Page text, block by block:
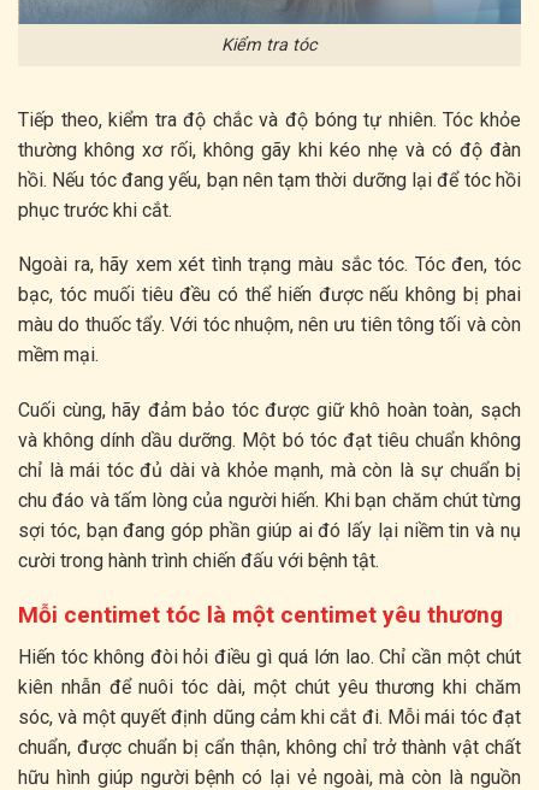
Kiểm tra tóc
Tiếp theo, kiểm tra độ chắc và độ bóng tự nhiên. Tóc khỏe
thường không xơ rối, không gãy khi kéo nhẹ và có độ đàn
hồi. Nếu tóc đang yếu, bạn nên tạm thời dưỡng lại để tóc hồi
phục trước khi cắt.
Ngoài ra, hãy xem xét tình trạng màu sắc tóc. Tóc đen, tóc
bạc, tóc muối tiêu đều có thể hiến được nếu không bị phai
màu do thuốc tẩy. Với tóc nhuộm, nên ưu tiên tông tối và còn
mềm mại.
Cuối cùng, hãy đảm bảo tóc được giữ khô hoàn toàn, sạch
và không dính dầu dưỡng. Một bó tóc đạt tiêu chuẩn không
chỉ là mái tóc đủ dài và khỏe mạnh, mà còn là sự chuẩn bị
chu đáo và tấm lòng của người hiến. Khi bạn chăm chút từng
sợi tóc, bạn đang góp phần giúp ai đó lấy lại niềm tin và nụ
cười trong hành trình chiến đấu với bệnh tật.
Mỗi centimet tóc là một centimet yêu thương
Hiến tóc không đòi hỏi điều gì quá lớn lao. Chỉ cần một chút
kiên nhẫn để nuôi tóc dài, một chút yêu thương khi chăm
sóc, và một quyết định dũng cảm khi cắt đi. Mỗi mái tóc đạt
chuẩn, được chuẩn bị cẩn thận, không chỉ trở thành vật chất
hữu hình giúp người bệnh có lại vẻ ngoài, mà còn là nguồn